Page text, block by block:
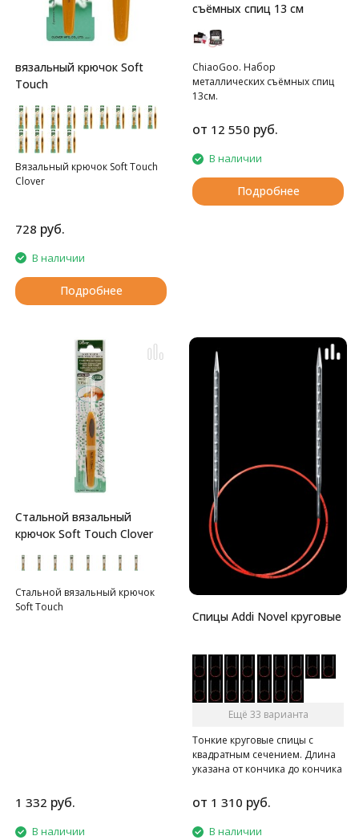
вязальный крючок Soft
Touch
Вязальный крючок Soft Touch
Clover
728 руб.
В наличии
Подробнее
съёмных спиц 13 см
ChiaoGoo. Набор
металлических съёмных спиц
13см.
от 12 550 руб.
В наличии
Подробнее
Стальной вязальный
крючок Soft Touch Clover
Стальной вязальный крючок
Soft Touch
1 332 руб.
В наличии
Спицы Addi Novel круговые
Ещё 33 варианта
Тонкие круговые спицы с
квадратным сечением. Длина
указана от кончика до кончика
от 1 310 руб.
В наличии